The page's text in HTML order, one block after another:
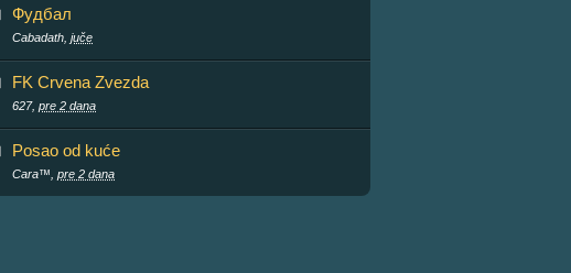
Фудбал
Cabadath, juče
FK Crvena Zvezda
627, pre 2 dana
Posao od kuće
Cara™, pre 2 dana